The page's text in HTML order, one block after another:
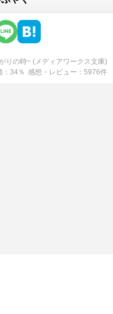
りの時~ (メディアワークス文庫)
34％ 感想・レビュー 5976件